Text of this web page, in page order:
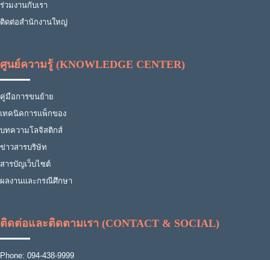
ร่วมงานกับเรา
ติดต่อสำนักงานใหญ่
ศูนย์ความรู้ (KNOWLEDGE CENTER)
คู่มือการขนย้าย
เทคนิคการแพ็กของ
บทความโลจิสติกส์
ข่าวสารบริษัท
สารบัญเว็บไซต์
ผลงานและกรณีศึกษา
ติดต่อและติดตามเรา (CONTACT & SOCIAL)
Phone: 094-438-9999